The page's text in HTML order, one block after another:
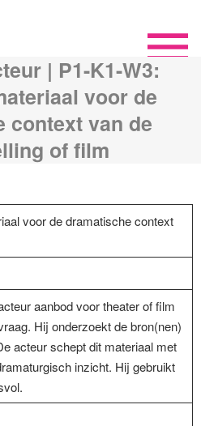
| P1-K1-W3:
voor de
context van de
of film
voor de dramatische context
aanbod voor theater of film
Hij onderzoekt de bron(nen)
acteur schept dit materiaal met
inzicht. Hij gebruikt